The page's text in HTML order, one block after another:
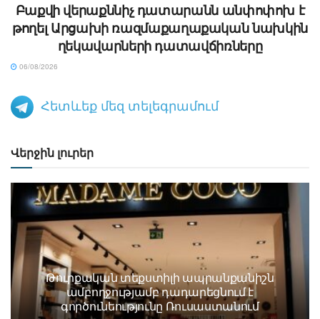
Բաքվի վերաքննիչ դատարանն անփոփոխ է
թողել Արցախի ռազմաքաղաքական նախկին
ղեկավարների դատավճիռները
06/08/2026
Հետևեք մեզ տելեգրամում
Վերջին լուրեր
Թուրքական տեքստիլի ապրանքանիշն
ամբողջությամբ դադարեցնում է
գործունեությունը Ռուսաստանում